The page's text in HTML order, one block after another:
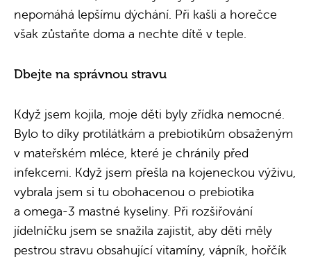
nepomáhá lepšímu dýchání. Při kašli a horečce
však zůstaňte doma a nechte dítě v teple.
Dbejte na správnou stravu
Když jsem kojila, moje děti byly zřídka nemocné.
Bylo to díky protilátkám a prebiotikům obsaženým
v mateřském mléce, které je chránily před
infekcemi. Když jsem přešla na kojeneckou výživu,
vybrala jsem si tu obohacenou o prebiotika
a omega-3 mastné kyseliny. Při rozšiřování
jídelníčku jsem se snažila zajistit, aby děti měly
pestrou stravu obsahující vitamíny, vápník, hořčík